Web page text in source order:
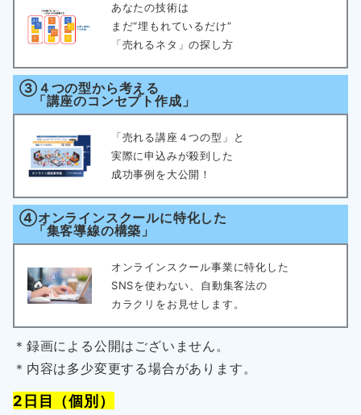
あなたの技術は
まだ“埋もれているだけ”
「売れるネタ」の探し方
③４つの型から考える
「講座のコンセプト作成」
「売れる講座４つの型」と
実際に申込みが殺到した
成功事例を大公開！
④オンラインスクールに特化した
「集客導線の構築」
オンラインスクール事業に特化した
SNSを使わない、自動集客法の
カラクリをお見せします。
＊録画による公開はございません。
＊内容は多少変更する場合があります。
2日目（個別）